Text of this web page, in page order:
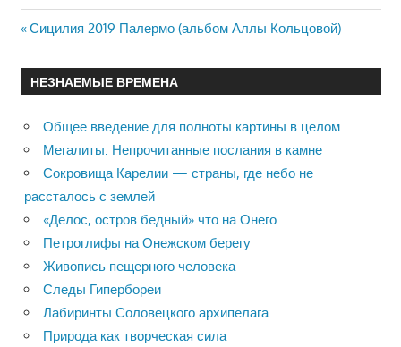
Навигация
по
записям
Previous
Post:
Сицилия 2019 Палермо (альбом Аллы Кольцовой)
НЕЗНАЕМЫЕ ВРЕМЕНА
Общее введение для полноты картины в целом
Мегалиты: Непрочитанные послания в камне
Сокровища Карелии — страны, где небо не
рассталось с землей
«Делос, остров бедный» что на Онего…
Петроглифы на Онежском берегу
Живопись пещерного человека
Следы Гипербореи
Лабиринты Соловецкого архипелага
Природа как творческая сила